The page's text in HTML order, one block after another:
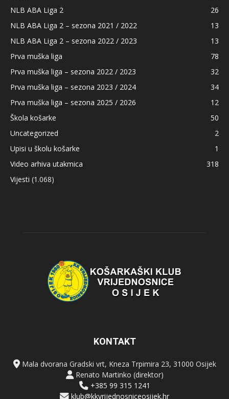
NLB ABA Liga 2
26
NLB ABA Liga 2 – sezona 2021 / 2022
13
NLB ABA Liga 2 – sezona 2022 / 2023
13
Prva muška liga
78
Prva muška liga – sezona 2022 / 2023
32
Prva muška liga – sezona 2023 / 2024
34
Prva muška liga – sezona 2025 / 2026
12
Škola košarke
50
Uncategorized
2
Upisi u školu košarke
1
Video arhiva utakmica
318
Vijesti (1.068)
KONTAKT
Mala dvorana Gradski vrt, Kneza Trpimira 23, 31000 Osijek
Renato Martinko (direktor)
+385 99 315 1241
klub@kkvrijednosniceosijek.hr